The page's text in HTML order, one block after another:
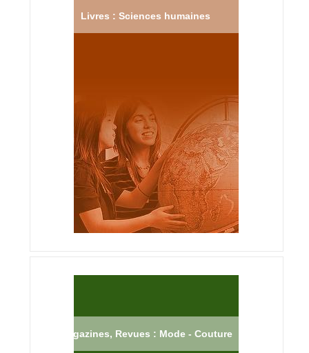
Livres : Sciences humaines
Magazines, Revues : Mode - Couture